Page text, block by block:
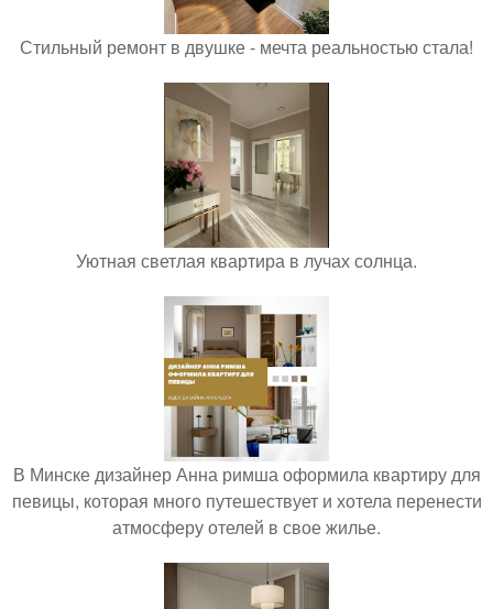
Стильный ремонт в двушке - мечта реальностью стала!
Уютная светлая квартира в лучах солнца.
В Минске дизайнер Анна римша оформила квартиру для
певицы, которая много путешествует и хотела перенести
атмосферу отелей в свое жилье.